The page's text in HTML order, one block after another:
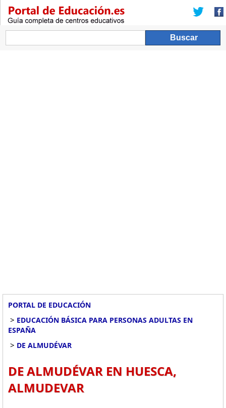
PORTAL DE EDUCACIÓN
> EDUCACIÓN BÁSICA PARA PERSONAS ADULTAS EN
ESPAÑA
> DE ALMUDÉVAR
DE ALMUDÉVAR EN HUESCA,
ALMUDEVAR